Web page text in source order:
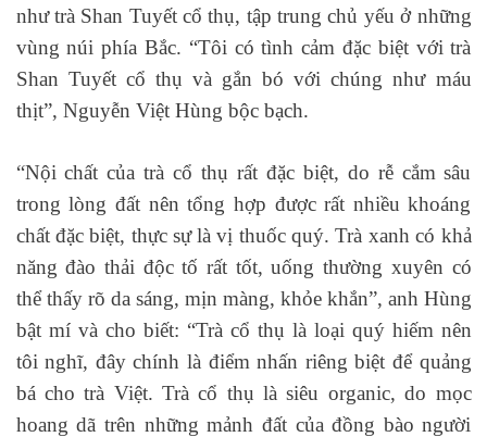
như trà Shan Tuyết cổ thụ, tập trung chủ yếu ở những
vùng núi phía Bắc. “Tôi có tình cảm đặc biệt với trà
Shan Tuyết cổ thụ và gắn bó với chúng như máu
thịt”, Nguyễn Việt Hùng bộc bạch.
“Nội chất của trà cổ thụ rất đặc biệt, do rễ cắm sâu
trong lòng đất nên tổng hợp được rất nhiều khoáng
chất đặc biệt, thực sự là vị thuốc quý. Trà xanh có khả
năng đào thải độc tố rất tốt, uống thường xuyên có
thể thấy rõ da sáng, mịn màng, khỏe khắn”, anh Hùng
bật mí và cho biết: “Trà cổ thụ là loại quý hiếm nên
tôi nghĩ, đây chính là điểm nhấn riêng biệt để quảng
bá cho trà Việt. Trà cổ thụ là siêu organic, do mọc
hoang dã trên những mảnh đất của đồng bào người